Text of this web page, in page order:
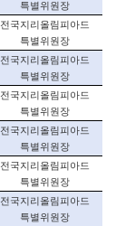
특별위원장
전국지리올림피아드
특별위원장
전국지리올림피아드
특별위원장
전국지리올림피아드
특별위원장
전국지리올림피아드
특별위원장
전국지리올림피아드
특별위원장
전국지리올림피아드
특별위원장